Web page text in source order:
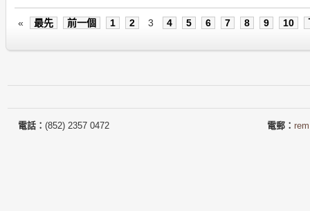
« 最先 前一個 1 2 3 4 5 6 7 8 9 10
電話： (852) 2357 0472 電郵：